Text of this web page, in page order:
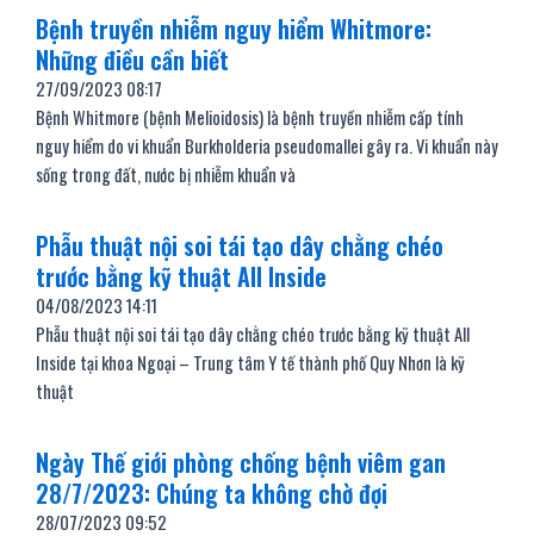
Bệnh truyền nhiễm nguy hiểm Whitmore:
Những điều cần biết
27/09/2023 08:17
Bệnh Whitmore (bệnh Melioidosis) là bệnh truyền nhiễm cấp tính
nguy hiểm do vi khuẩn Burkholderia pseudomallei gây ra. Vi khuẩn này
sống trong đất, nước bị nhiễm khuẩn và
Phẫu thuật nội soi tái tạo dây chằng chéo
trước bằng kỹ thuật All Inside
04/08/202314:11
Phẫu thuật nội soi tái tạo dây chằng chéo trước bằng kỹ thuật All
Inside tại khoa Ngoại – Trung tâm Y tế thành phố Quy Nhơn là kỹ
thuật
Ngày Thế giới phòng chống bệnh viêm gan
28/7/2023: Chúng ta không chờ đợi
28/07/2023 09:52